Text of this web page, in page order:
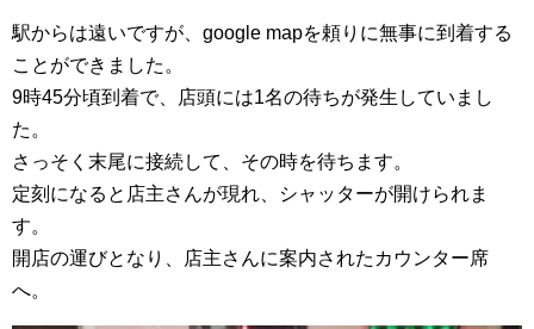
駅からは遠いですが、google mapを頼りに無事に到着する
ことができました。
9時45分頃到着で、店頭には1名の待ちが発生していまし
た。
さっそく末尾に接続して、その時を待ちます。
定刻になると店主さんが現れ、シャッターが開けられま
す。
開店の運びとなり、店主さんに案内されたカウンター席
へ。